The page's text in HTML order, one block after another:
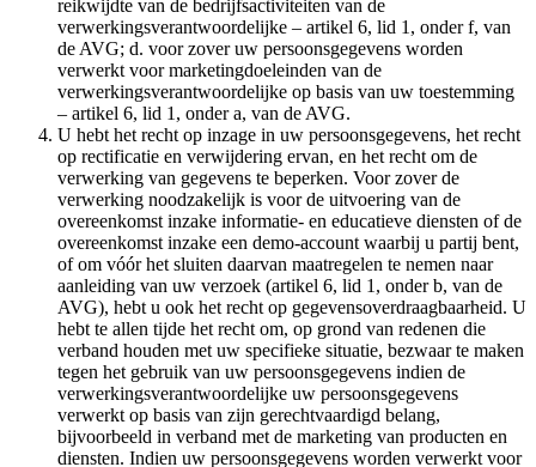
reikwijdte van de bedrijfsactiviteiten van de
verwerkingsverantwoordelijke – artikel 6, lid 1, onder f, van
de AVG; d. voor zover uw persoonsgegevens worden
verwerkt voor marketingdoeleinden van de
verwerkingsverantwoordelijke op basis van uw toestemming
– artikel 6, lid 1, onder a, van de AVG.
U hebt het recht op inzage in uw persoonsgegevens, het recht
op rectificatie en verwijdering ervan, en het recht om de
verwerking van gegevens te beperken. Voor zover de
verwerking noodzakelijk is voor de uitvoering van de
overeenkomst inzake informatie- en educatieve diensten of de
overeenkomst inzake een demo-account waarbij u partij bent,
of om vóór het sluiten daarvan maatregelen te nemen naar
aanleiding van uw verzoek (artikel 6, lid 1, onder b, van de
AVG), hebt u ook het recht op gegevensoverdraagbaarheid. U
hebt te allen tijde het recht om, op grond van redenen die
verband houden met uw specifieke situatie, bezwaar te maken
tegen het gebruik van uw persoonsgegevens indien de
verwerkingsverantwoordelijke uw persoonsgegevens
verwerkt op basis van zijn gerechtvaardigd belang,
bijvoorbeeld in verband met de marketing van producten en
diensten. Indien uw persoonsgegevens worden verwerkt voor